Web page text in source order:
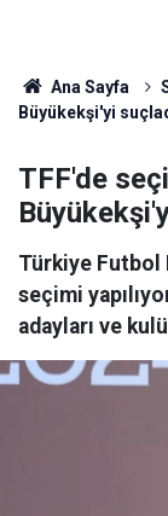
Ana Sayfa
Büyükekşi'yi
TFF'de
Türkiye Futbol
seçimi
adayları ve